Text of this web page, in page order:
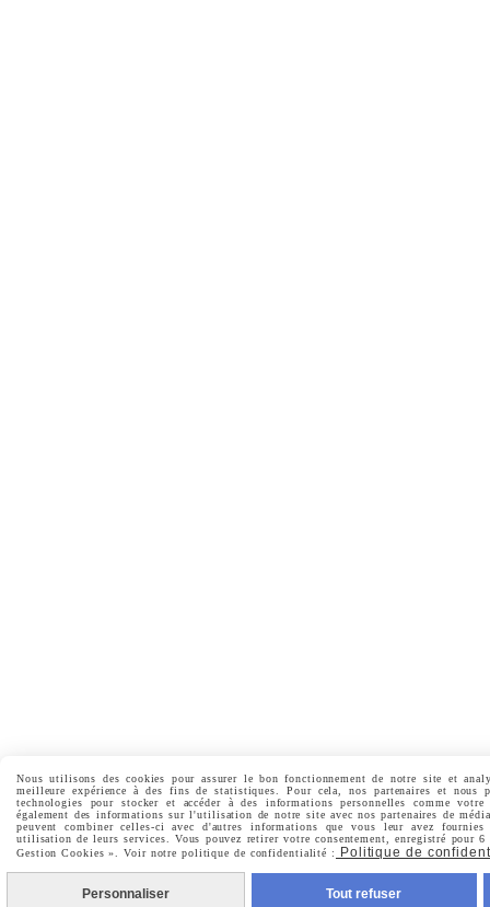
Nous utilisons des cookies pour assurer le bon fonctionnement de notre site et
meilleure expérience à des fins de statistiques. Pour cela, nos partenaires et nous
technologies pour stocker et accéder à des informations personnelles comme
également des informations sur l'utilisation de notre site avec nos partenaires de
peuvent combiner celles-ci avec d'autres informations que vous leur avez
utilisation de leurs services. Vous pouvez retirer votre consentement, enregistré pour
Gestion Cookies ». Voir notre politique de confidentialité :
Politique de
Personnaliser Tout refuser